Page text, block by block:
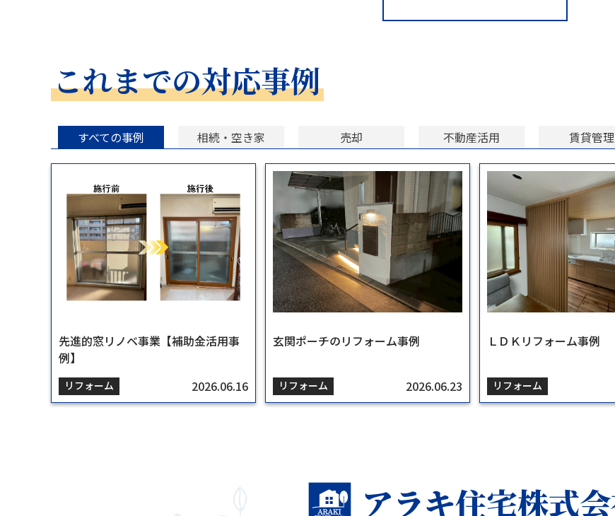
これまでの対応事例
すべての事例 相続・空き家 売却 不動産活用 賃貸管理
先進的窓リノベ事業【補助金活用事
例】
リフォーム 2026.06.16
玄関ポーチのリフォーム事例
リフォーム 2026.06.23
ＬＤＫリフォーム事例
リフォーム
相続した連棟式建物（空き家）の買
取相談
相続・空き家 2024.05.13
【築48年】相続物件の買取相談
相続・空き家 2023.11.21
売却時の不用品（残置物）撤去事例
売却 2024.06.18
相続マンションの売却相談
売却 2023.10.27
尼崎市／農地転用による土地活用
不動産活用 2024.08.23
宝塚市／狭小地の売却と活用事例
不動産活用 2023.10.20
宝塚市／駐車場アスファルト敷設工
事
賃貸管理 2024.10.11
駐車場の管理事例
賃貸管理 2024.07.08
分譲マンションの管理事例
賃貸管理
先進的窓リノベ事業【補助金活用事
例】
リフォーム 2026.06.16
玄関ポーチのリフォーム事例
リフォーム 2026.06.23
ＬＤＫリフォーム事例
リフォーム